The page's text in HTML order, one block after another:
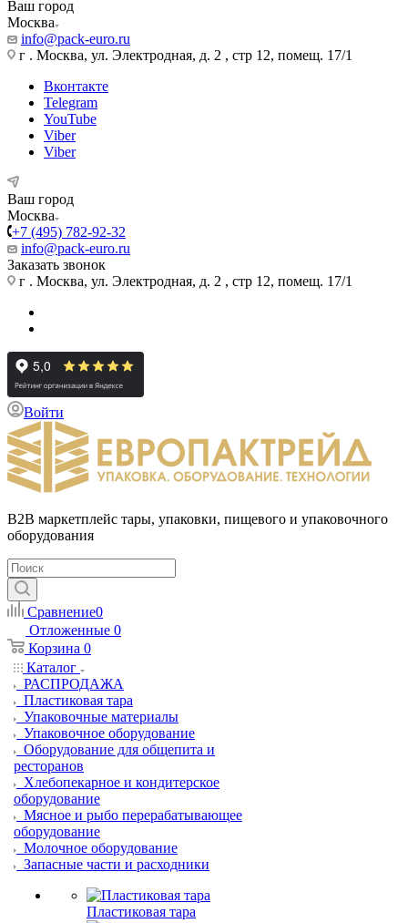
Ваш город
Москва
info@pack-euro.ru
г . Москва, ул. Электродная, д. 2 , стр 12, помещ. 17/1
Вконтакте
Telegram
YouTube
Viber
Viber
Ваш город
Москва
+7 (495) 782-92-32
info@pack-euro.ru
Заказать звонок
г . Москва, ул. Электродная, д. 2 , стр 12, помещ. 17/1
Войти
B2B маркетплейс тары, упаковки, пищевого и упаковочного
оборудования
Сравнение0
Отложенные 0
Корзина 0
Каталог
РАСПРОДАЖА
Пластиковая тара
Упаковочные материалы
Упаковочное оборудование
Оборудование для общепита и
ресторанов
Хлебопекарное и кондитерское
оборудование
Мясное и рыбо перерабатывающее
оборудование
Молочное оборудование
Запасные части и расходники
Пластиковая тара